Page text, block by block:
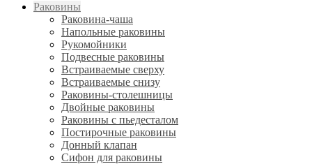
Раковины
Раковина-чаша
Напольные раковины
Рукомойники
Подвесные раковины
Встраиваемые сверху
Встраиваемые снизу
Раковины-столешницы
Двойные раковины
Раковины с пьедесталом
Постирочные раковины
Донный клапан
Сифон для раковины